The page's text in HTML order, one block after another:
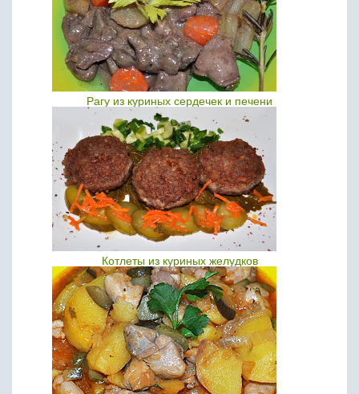
Рагу из куриных сердечек и печени
Котлеты из куриных желудков